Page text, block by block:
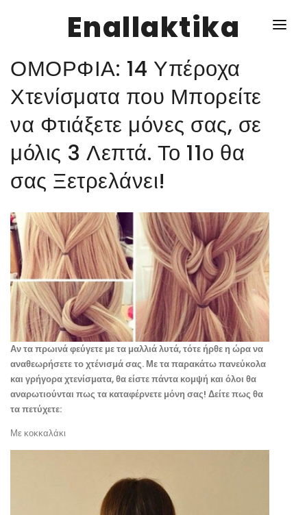
Enallaktika
NEWS
ΥΓΕΙΑ
ΣΥΝΤΑΓΕΣ
ΔΙΑΦΟΡΑ
ΕΝΑΛΛΑΚΤΙΚΑ
ΑΥΤΑΡΚΕΙΑ
ΣΧΕΣΕΙΣ
ΚΑΛΛΙΕΡΓΕΙΕΣ
ΟΜΟΡΦΙΑ: 14 Υπέροχα
Χτενίσματα που Μπορείτε
να Φτιάξετε μόνες σας, σε
μόλις 3 Λεπτά. Το 11ο θα
σας Ξετρελάνει!
Αν τα πρωινά φεύγετε με τα μαλλιά λυτά, τότε ήρθε η ώρα να
αναθεωρήσετε το χτένισμά σας. Με τα παρακάτω πανεύκολα
και γρήγορα χτενίσματα, θα είστε πάντα κομψή και όλοι θα
αναρωτιούνται πως τα καταφέρνετε μόνη σας! Δείτε πως θα
τα πετύχετε:
Με κοκκαλάκι